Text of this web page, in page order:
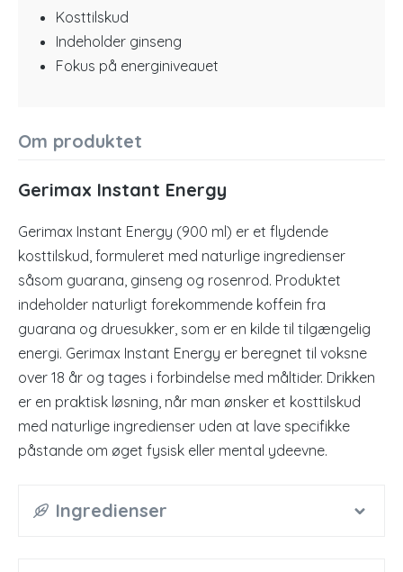
Kosttilskud
Indeholder ginseng
Fokus på energiniveauet
Om produktet
Gerimax Instant Energy
Gerimax Instant Energy (900 ml) er et flydende
kosttilskud, formuleret med naturlige ingredienser
såsom guarana, ginseng og rosenrod. Produktet
indeholder naturligt forekommende koffein fra
guarana og druesukker, som er en kilde til tilgængelig
energi. Gerimax Instant Energy er beregnet til voksne
over 18 år og tages i forbindelse med måltider. Drikken
er en praktisk løsning, når man ønsker et kosttilskud
med naturlige ingredienser uden at lave specifikke
påstande om øget fysisk eller mental ydeevne.
Ingredienser